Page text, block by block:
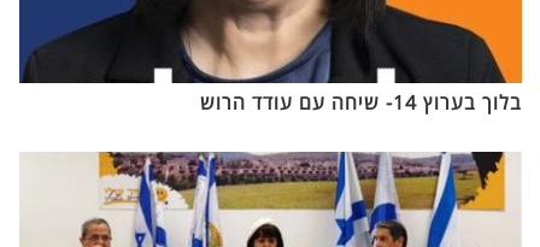
בלוך בערוץ 14- שיחה עם עודד הרוש